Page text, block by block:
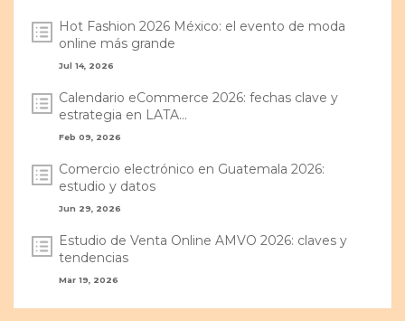
Hot Fashion 2026 México: el evento de moda
online más grande
Jul 14, 2026
Calendario eCommerce 2026: fechas clave y
estrategia en LATA...
Feb 09, 2026
Comercio electrónico en Guatemala 2026:
estudio y datos
Jun 29, 2026
Estudio de Venta Online AMVO 2026: claves y
tendencias
Mar 19, 2026